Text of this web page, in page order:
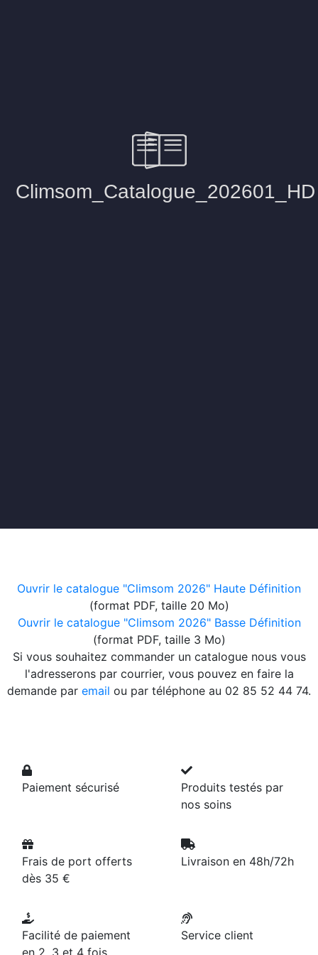
Ouvrir le catalogue "Climsom 2026" Haute Définition
(format PDF, taille 20 Mo)
Ouvrir le catalogue "Climsom 2026" Basse Définition
(format PDF, taille 3 Mo)
Si vous souhaitez commander un catalogue nous vous
l'adresserons par courrier, vous pouvez en faire la
demande par email ou par téléphone au 02 85 52 44 74.
Paiement sécurisé
Produits testés par
nos soins
Frais de port offerts
dès 35 €
Livraison en 48h/72h
Facilité de paiement
en 2, 3 et 4 fois
Service client